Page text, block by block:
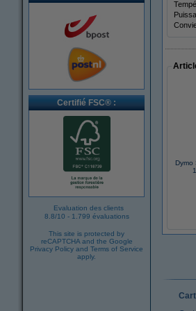
Certifié FSC® :
Evaluation des clients
8.8/10 - 1.799 évaluations
This site is protected by
reCAPTCHA and the Google
Privacy Policy and Terms of Service
apply.